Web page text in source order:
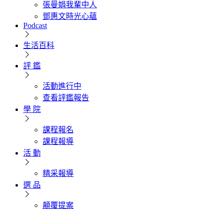
張曼娟我輩中人
鄧惠文時光心蘊
Podcast
生活百科
評 鑑
活動進行中
查看評鑑報告
學 院
課程報名
課程報導
活 動
精采報導
選 品
顛覆提案